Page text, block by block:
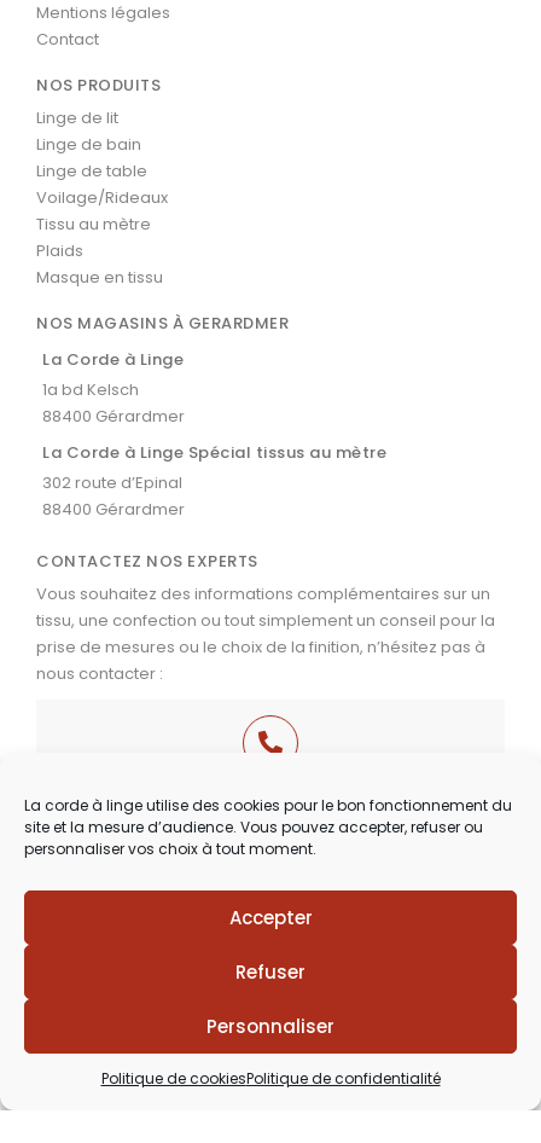
La corde à linge utilise des cookies pour le bon fonctionnement du
site et la mesure d’audience. Vous pouvez accepter, refuser ou
personnaliser vos choix à tout moment.
Accepter
Refuser
Personnaliser
Politique de cookiesPolitique de confidentialité
Mentions légales
Contact
NOS PRODUITS
Linge de lit
Linge de bain
Linge de table
Voilage/Rideaux
Tissu au mètre
Plaids
Masque en tissu
NOS MAGASINS À GERARDMER
La Corde à Linge
1a bd Kelsch
88400 Gérardmer
La Corde à Linge Spécial tissus au mètre
302 route d’Epinal
88400 Gérardmer
CONTACTEZ NOS EXPERTS
Vous souhaitez des informations complémentaires sur un
tissu, une confection ou tout simplement un conseil pour la
prise de mesures ou le choix de la finition, n’hésitez pas à
nous contacter :
03 29 60 49 17
Du Mardi au Samedi